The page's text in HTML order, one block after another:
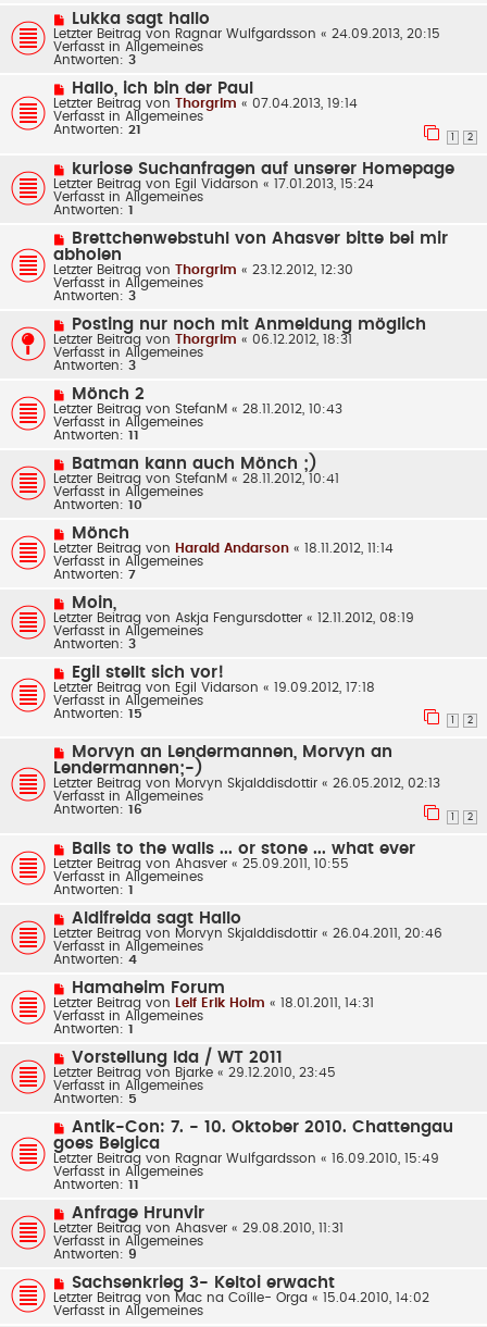
B
e
i
t
r
N
e
u
e
r
B
e
i
t
r
g
Lukka sagt hallo
Letzter Beitrag von Ragnar Wulfgardsson « 24.09.2013, 20:15
Verfasst in Allgemeines
Antworten: 3
N
e
u
e
r
e
i
t
r
a
g
Hallo, ich bin der Paul
Letzter Beitrag von Thorgrim « 07.04.2013, 19:14
Verfasst in Allgemeines
Antworten: 21
1 2
N
e
u
e
r
B
e
i
t
r
a
kuriose Suchanfragen auf unserer Homepage
Letzter Beitrag von Egil Vidarson « 17.01.2013, 15:24
Verfasst in Allgemeines
Antworten: 1
N
e
u
e
r
B
t
r
a
Brettchenwebstuhl von Ahasver bitte bei mir
abholen
Letzter Beitrag von Thorgrim « 23.12.2012, 12:30
Verfasst in Allgemeines
Antworten: 3
N
e
u
e
r
B
e
i
t
r
Posting nur noch mit Anmeldung möglich
Letzter Beitrag von Thorgrim « 06.12.2012, 18:31
Verfasst in Allgemeines
Antworten: 3
N
e
u
e
r
B
e
i
t
r
Mönch 2
Letzter Beitrag von StefanM « 28.11.2012, 10:43
Verfasst in Allgemeines
Antworten: 11
N
e
u
e
r
B
e
i
t
r
Batman kann auch Mönch ;)
Letzter Beitrag von StefanM « 28.11.2012, 10:41
Verfasst in Allgemeines
Antworten: 10
N
e
u
e
r
B
e
i
t
r
Mönch
Letzter Beitrag von Harald Andarson « 18.11.2012, 11:14
Verfasst in Allgemeines
Antworten: 7
N
e
u
e
r
B
e
i
t
r
g
Moin,
Letzter Beitrag von Askja Fengursdotter « 12.11.2012, 08:19
Verfasst in Allgemeines
Antworten: 3
N
e
u
e
r
e
i
t
r
a
g
Egil stellt sich vor!
Letzter Beitrag von Egil Vidarson « 19.09.2012, 17:18
Verfasst in Allgemeines
Antworten: 15
2
N
e
u
e
r
B
r
a
g
Morvyn an Lendermannen, Morvyn an
Lendermannen;-)
Letzter Beitrag von Morvyn Skjalddisdottir « 26.05.2012, 02:13
Verfasst in Allgemeines
Antworten: 16
2
N
e
u
e
r
e
i
t
r
Balls to the walls ... or stone ... what ever
Letzter Beitrag von Ahasver « 25.09.2011, 10:55
Verfasst in Allgemeines
Antworten: 1
N
e
u
e
r
B
e
i
t
r
g
Aldifreida sagt Hallo
Letzter Beitrag von Morvyn Skjalddisdottir « 26.04.2011, 20:46
Verfasst in Allgemeines
Antworten: 4
N
e
u
e
r
B
i
t
r
g
Hamaheim Forum
Letzter Beitrag von Leif Erik Holm « 18.01.2011, 14:31
Verfasst in Allgemeines
Antworten: 1
N
e
u
e
r
e
i
t
r
a
Vorstellung Ida / WT 2011
Letzter Beitrag von Bjarke « 29.12.2010, 23:45
Verfasst in Allgemeines
Antworten: 5
N
e
u
e
r
B
t
r
a
Antik-Con: 7. - 10. Oktober 2010. Chattengau
goes Belgica
Letzter Beitrag von Ragnar Wulfgardsson « 16.09.2010, 15:49
Verfasst in Allgemeines
Antworten: 11
N
e
u
e
r
B
e
i
t
Anfrage Hrunvir
Letzter Beitrag von Ahasver « 29.08.2010, 11:31
Verfasst in Allgemeines
Antworten: 9
N
e
u
e
Sachsenkrieg 3- Keltoi erwacht
Letzter Beitrag von Mac na Coílle- Orga « 15.04.2010, 14:02
Verfasst in Allgemeines